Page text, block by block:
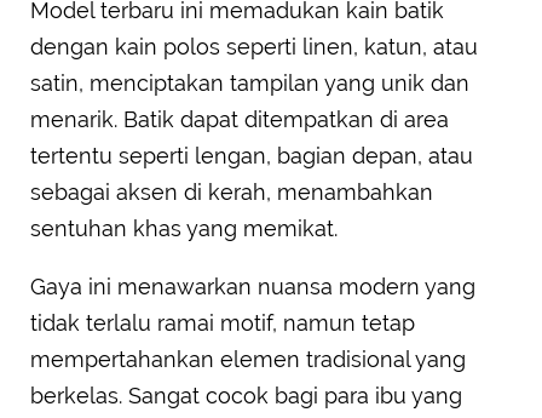
Model terbaru ini memadukan kain batik
dengan kain polos seperti linen, katun, atau
satin, menciptakan tampilan yang unik dan
menarik. Batik dapat ditempatkan di area
tertentu seperti lengan, bagian depan, atau
sebagai aksen di kerah, menambahkan
sentuhan khas yang memikat.
Gaya ini menawarkan nuansa modern yang
tidak terlalu ramai motif, namun tetap
mempertahankan elemen tradisional yang
berkelas. Sangat cocok bagi para ibu yang